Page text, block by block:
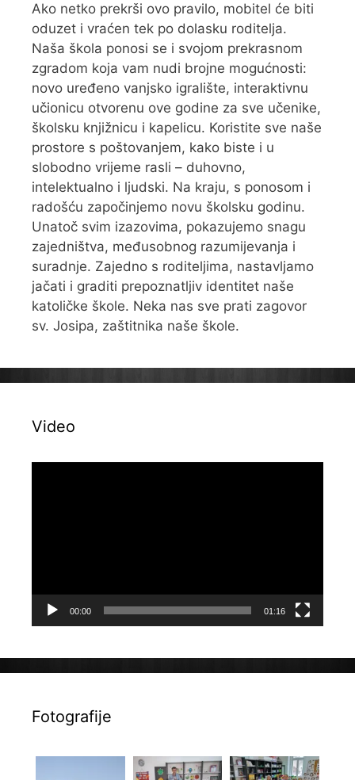
Ako netko prekrši ovo pravilo, mobitel će biti
oduzet i vraćen tek po dolasku roditelja.
Naša škola ponosi se i svojom prekrasnom
zgradom koja vam nudi brojne mogućnosti:
novo uređeno vanjsko igralište, interaktivnu
učionicu otvorenu ove godine za sve učenike,
školsku knjižnicu i kapelicu. Koristite sve naše
prostore s poštovanjem, kako biste i u
slobodno vrijeme rasli – duhovno,
intelektualno i ljudski. Na kraju, s ponosom i
radošću započinjemo novu školsku godinu.
Unatoč svim izazovima, pokazujemo snagu
zajedništva, međusobnog razumijevanja i
suradnje. Zajedno s roditeljima, nastavljamo
jačati i graditi prepoznatljiv identitet naše
katoličke škole. Neka nas sve prati zagovor
sv. Josipa, zaštitnika naše škole.
Video
00:00 01:16
Fotografije